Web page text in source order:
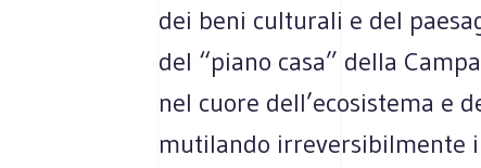
dei beni culturali e del
del “piano casa” della
nel cuore dell’ecosistema e
mutilando irreversibilmente